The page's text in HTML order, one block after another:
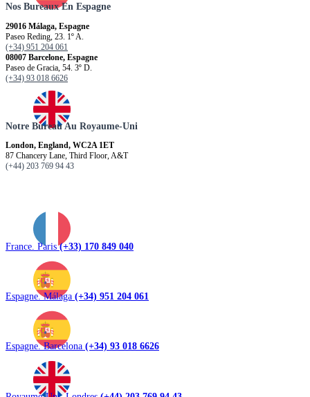
Nos Bureaux En Espagne
29016 Málaga, Espagne
Paseo Reding, 23. 1º A.
(+34) 951 204 061
08007 Barcelone, Espagne
Paseo de Gracia, 54. 3º D.
(+34) 93 018 6626
Notre Bureau Au Royaume-Uni
London, England, WC2A 1ET
87 Chancery Lane, Third Floor, A&T
(+44) 203 769 94 43
France. Paris(+33) 170 849 040
Espagne. Málaga (+34) 951 204 061
Espagne. Barcelona (+34) 93 018 6626